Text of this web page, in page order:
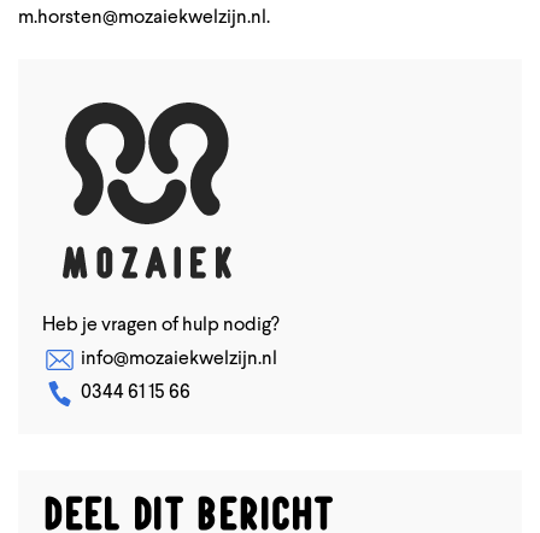
m.horsten@mozaiekwelzijn.nl .
Heb je vragen of hulp nodig?
info@mozaiekwelzijn.nl
0344 61 15 66
Deel dit bericht